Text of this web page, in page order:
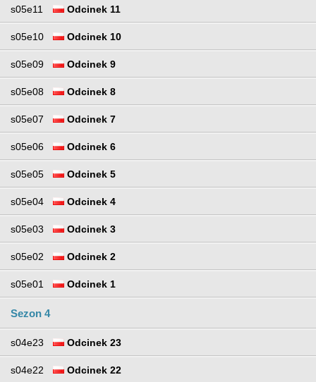
s05e11 Odcinek 11
s05e10 Odcinek 10
s05e09 Odcinek 9
s05e08 Odcinek 8
s05e07 Odcinek 7
s05e06 Odcinek 6
s05e05 Odcinek 5
s05e04 Odcinek 4
s05e03 Odcinek 3
s05e02 Odcinek 2
s05e01 Odcinek 1
Sezon 4
s04e23 Odcinek 23
s04e22 Odcinek 22